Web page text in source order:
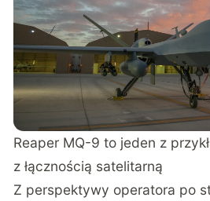
Reaper MQ-9 to jeden z
z łącznością satelitarną
Z perspektywy operatora po